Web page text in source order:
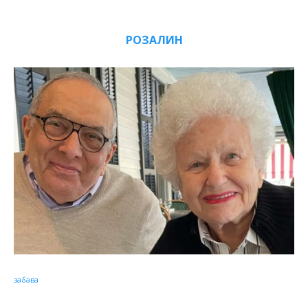
РОЗАЛИН
забава